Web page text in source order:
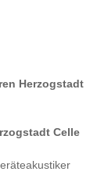
Herzogstadt
Celle